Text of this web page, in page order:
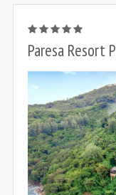
ЛЮБОПИТНО
ЗА НАС
КОНТАКТИ
Paresa Resort